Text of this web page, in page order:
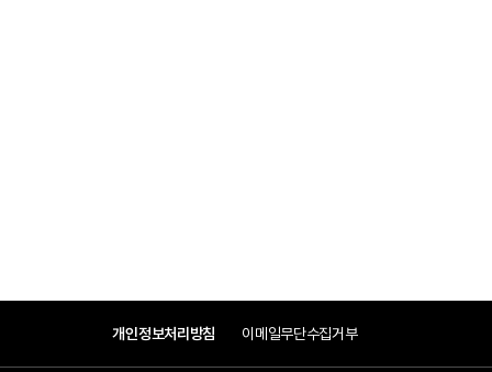
개인정보처리방침 이메일무단수집거부